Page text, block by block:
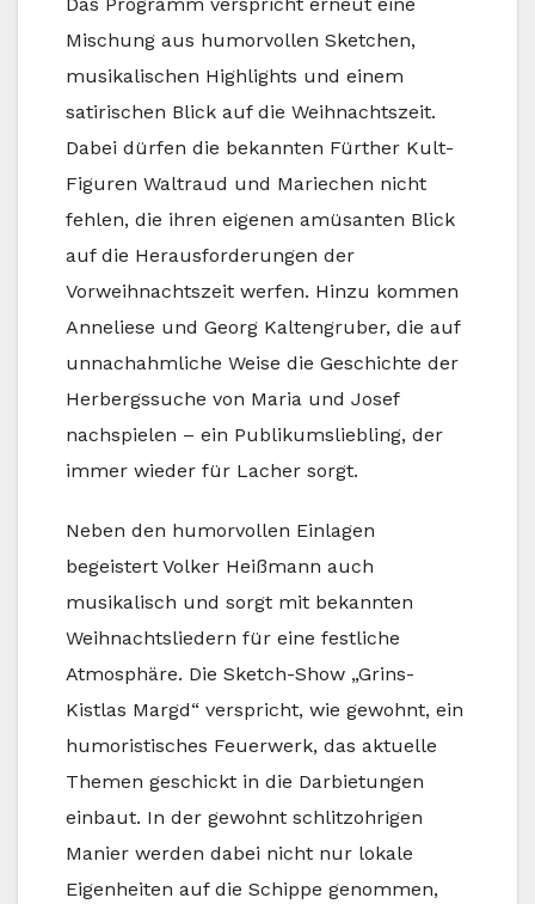
Das Programm verspricht erneut eine
Mischung aus humorvollen Sketchen,
musikalischen Highlights und einem
satirischen Blick auf die Weihnachtszeit.
Dabei dürfen die bekannten Fürther Kult-
Figuren Waltraud und Mariechen nicht
fehlen, die ihren eigenen amüsanten Blick
auf die Herausforderungen der
Vorweihnachtszeit werfen. Hinzu kommen
Anneliese und Georg Kaltengruber, die auf
unnachahmliche Weise die Geschichte der
Herbergssuche von Maria und Josef
nachspielen – ein Publikumsliebling, der
immer wieder für Lacher sorgt.
Neben den humorvollen Einlagen
begeistert Volker Heißmann auch
musikalisch und sorgt mit bekannten
Weihnachtsliedern für eine festliche
Atmosphäre. Die Sketch-Show „Grins-
Kistlas Margd“ verspricht, wie gewohnt, ein
humoristisches Feuerwerk, das aktuelle
Themen geschickt in die Darbietungen
einbaut. In der gewohnt schlitzohrigen
Manier werden dabei nicht nur lokale
Eigenheiten auf die Schippe genommen,